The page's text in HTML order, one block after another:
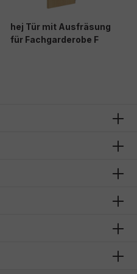
hej Tür mit Ausfräsung
für Fachgarderobe F